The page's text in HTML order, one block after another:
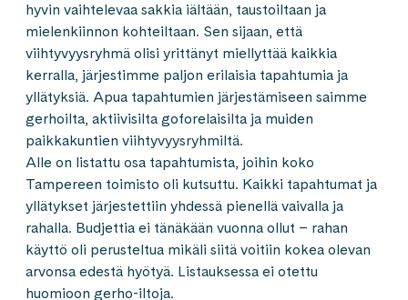
hyvin vaihtelevaa sakkia iältään, taustoiltaan ja
mielenkiinnon kohteiltaan. Sen sijaan, että
viihtyvyysryhmä olisi yrittänyt miellyttää kaikkia
kerralla, järjestimme paljon erilaisia tapahtumia ja
yllätyksiä. Apua tapahtumien järjestämiseen saimme
gerhoilta, aktiivisilta goforelaisilta ja muiden
paikkakuntien viihtyvyysryhmiltä.
Alle on listattu osa tapahtumista, joihin koko
Tampereen toimisto oli kutsuttu. Kaikki tapahtumat ja
yllätykset järjestettiin yhdessä pienellä vaivalla ja
rahalla. Budjettia ei tänäkään vuonna ollut – rahan
käyttö oli perusteltua mikäli siitä voitiin kokea olevan
arvonsa edestä hyötyä. Listauksessa ei otettu
huomioon gerho-iltoja.